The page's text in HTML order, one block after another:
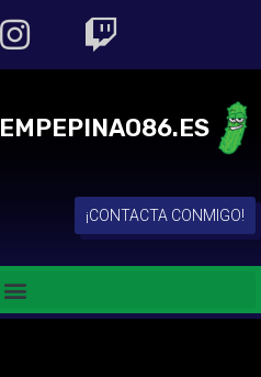
EMPEPINAO86.ES
¡CONTACTA CONMIGO!